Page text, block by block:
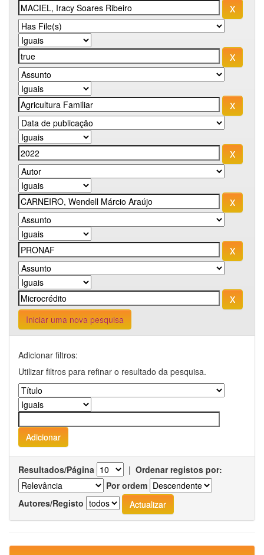
Iniciar uma nova pesquisa
Adicionar filtros:
Utilizar filtros para refinar o resultado da pesquisa.
Resultados/Página | Ordenar registos por:
Por ordem
Autores/Registo